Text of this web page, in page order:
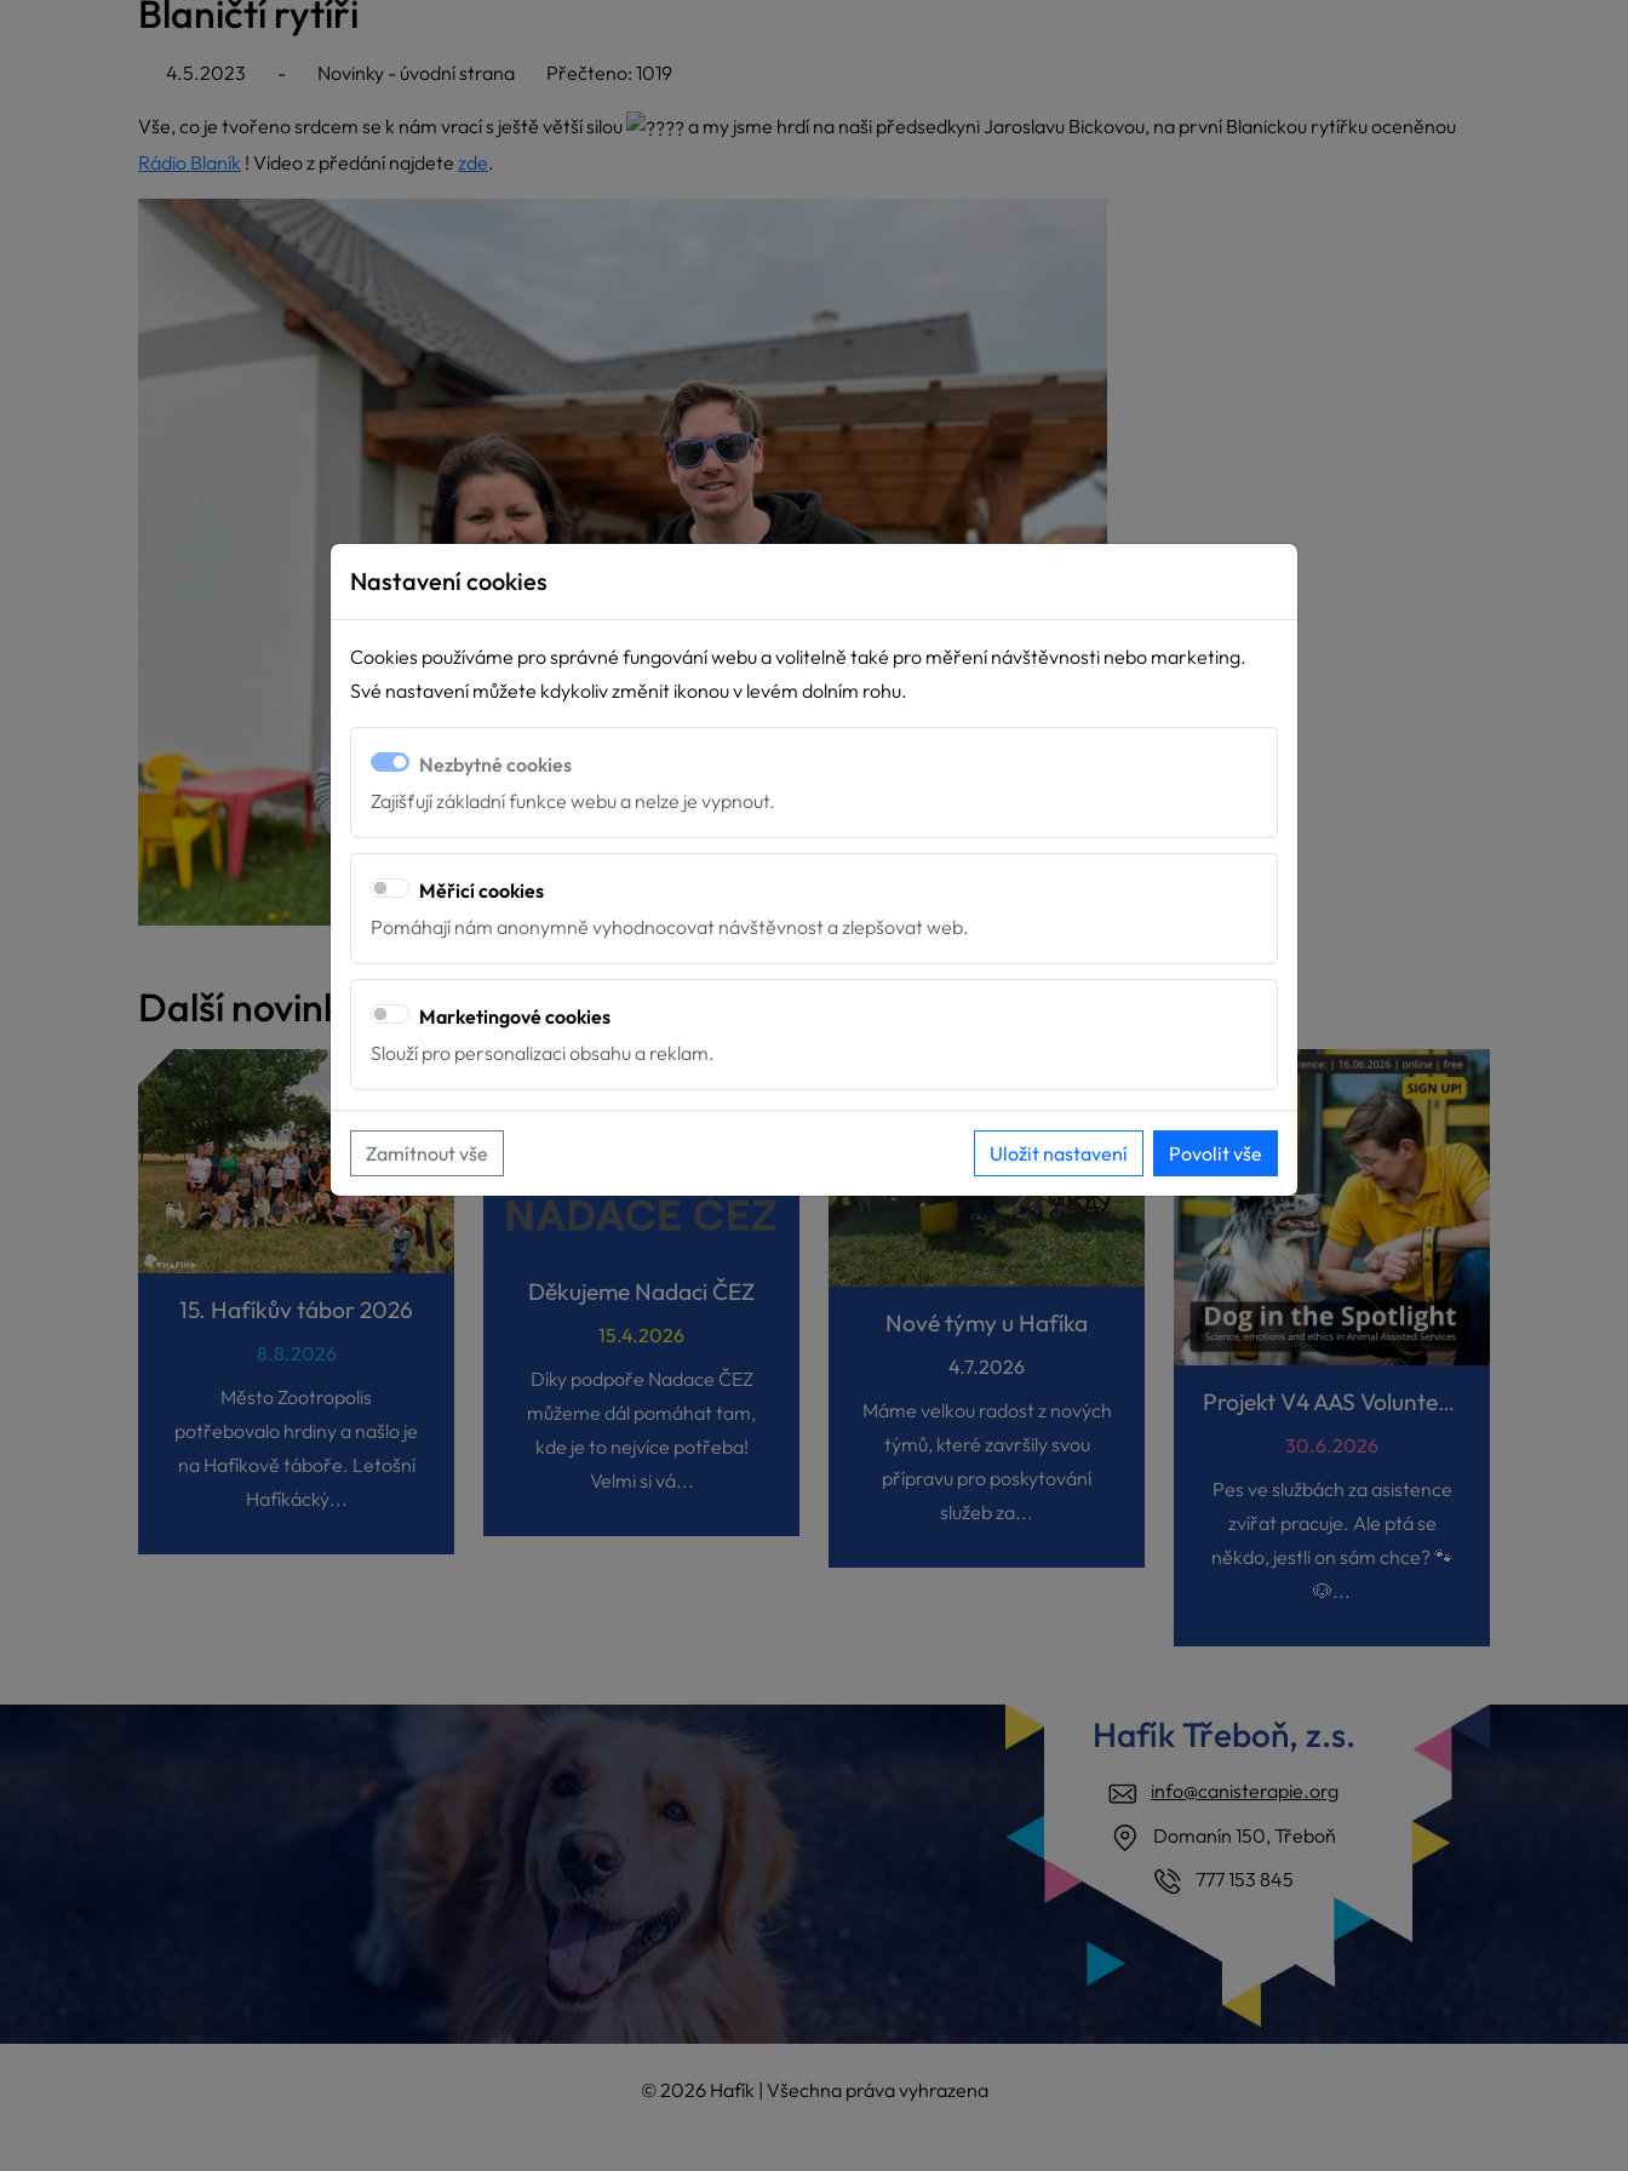
Blaničtí rytíři
4.5.2023 - Novinky - úvodní strana Přečteno: 1019
Vše, co je tvořeno srdcem se k nám vrací s ještě větší silou
a my jsme hrdí na naši předsedkyni Jaroslavu Bickovou, na první Blanickou rytířku oceněnou
Rádio Blaník ! Video z předání najdete zde.
Další novinky
15. Hafíkův tábor 2026
8.8.2026
Město Zootropolis
potřebovalo hrdiny a našlo je
na Hafíkově táboře. Letošní
Hafíkácký...
Děkujeme Nadaci ČEZ
15.4.2026
Díky podpoře Nadace ČEZ
můžeme dál pomáhat tam,
kde je to nejvíce potřeba!
Velmi si vá...
Nové týmy u Hafíka
4.7.2026
Máme velkou radost z nových
týmů, které završily svou
přípravu pro poskytování
služeb za...
Projekt V4 AAS Volunteers
30.6.2026
Pes ve službách za asistence
zvířat pracuje. Ale ptá se
někdo, jestli on sám chce? 🐾
🐶...
Hafík Třeboň, z.s.
info@canisterapie.org
Domanín 150, Třeboň
777 153 845
© 2026 Hafík | Všechna práva vyhrazena
Nastavení cookies
Cookies používáme pro správné fungování webu a volitelně také pro měření návštěvnosti nebo marketing.
Své nastavení můžete kdykoliv změnit ikonou v levém dolním rohu.
Nezbytné cookies
Zajišťují základní funkce webu a nelze je vypnout.
Měřicí cookies
Pomáhají nám anonymně vyhodnocovat návštěvnost a zlepšovat web.
Marketingové cookies
Slouží pro personalizaci obsahu a reklam.
Zamítnout vše Uložit nastavení Povolit vše